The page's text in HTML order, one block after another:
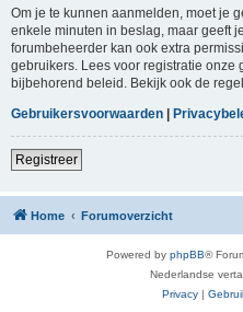
Om je te kunnen aanmelden, moet je
enkele minuten in beslag, maar geeft
forumbeheerder kan ook extra
gebruikers. Lees voor registratie onze
bijbehorend beleid. Bekijk ook de
Gebruikersvoorwaarden |
Registreer
Home Forumoverzicht
Powered by phpBB®
Nederlandse
Privacy |